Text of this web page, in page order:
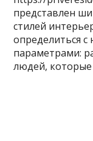
представлен
стилей
определиться
параметрами:
людей, которые